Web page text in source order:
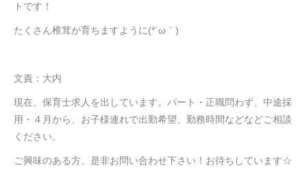
トです！
たくさん椎茸が育ちますように(*´ω｀)
文責：大内
現在、保育士求人を出しています。パート・正職問わず、中途採
用・４月から、お子様連れで出勤希望、勤務時間などなどご相談
ください。
ご興味のある方、是非お問い合わせ下さい！お待ちしています☆